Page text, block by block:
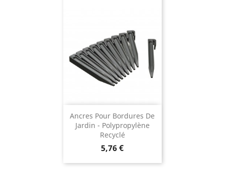
Ancres Pour Bordures De
Jardin - Polypropylène
Recyclé
Prix
5,76 €